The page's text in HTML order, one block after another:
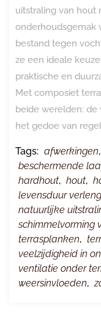
uitstraling van hout
onderhoudsgemak
bestand tegen
ze een ideale
praktische en
Met composiet
beide werelden: de
het gedoe van
Tags: afwerkingen,
beschermende
hardhout, hout,
levensduur
natuurlijke
schimmelvorming
terrasplanken,
veelzijdigheid in
ventilatie onder
weersinvloeden,